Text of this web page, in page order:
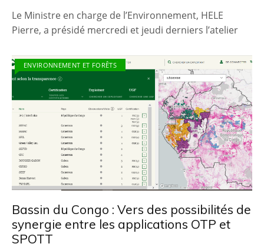
Le Ministre en charge de l’Environnement, HELE
Pierre, a présidé mercredi et jeudi derniers l’atelier
ENVIRONNEMENT ET FORÊTS
Bassin du Congo : Vers des possibilités de
synergie entre les applications OTP et
SPOTT